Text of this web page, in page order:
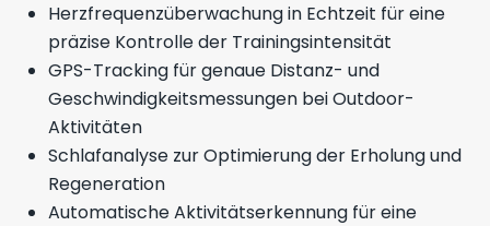
Herzfrequenzüberwachung in Echtzeit für eine
präzise Kontrolle der Trainingsintensität
GPS-Tracking für genaue Distanz- und
Geschwindigkeitsmessungen bei Outdoor-
Aktivitäten
Schlafanalyse zur Optimierung der Erholung und
Regeneration
Automatische Aktivitätserkennung für eine